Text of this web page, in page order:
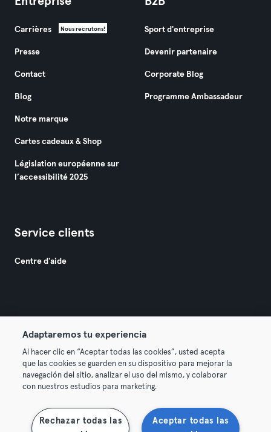
Carrières Nous recrutons!
Presse
Contact
Blog
Notre marque
Cartes cadeaux & Shop
Législation européenne sur
l’accessibilité 2025
Sport d'entreprise
Devenir partenaire
Corporate Blog
Programme Ambassadeur
Service clients
Centre d'aide
Conditions générales Politique de confidentialité
Mentions légales Résilier les contrats ici
Se rétracter ici
Adaptaremos tu experiencia
Al hacer clic en “Aceptar todas las cookies”, usted acepta
que las cookies se guarden en su dispositivo para mejorar la
navegación del sitio, analizar el uso del mismo, y colaborar
con nuestros estudios para marketing.
Aceptar todas las
Rechazar todas las